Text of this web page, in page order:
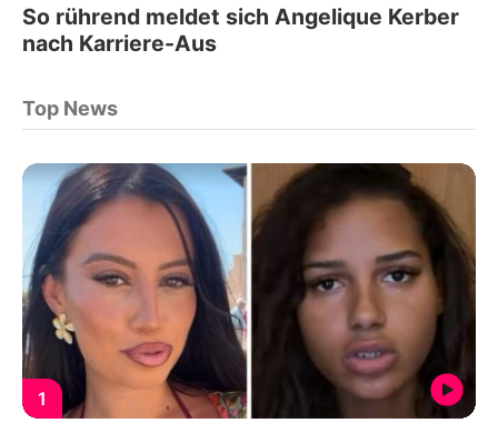
So rührend meldet sich Angelique Kerber
nach Karriere-Aus
Top News
1